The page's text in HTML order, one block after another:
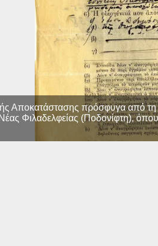
Αποκατάστασης πρόσφυγα από τη
Φιλαδελφείας (Ποδονίφτη),